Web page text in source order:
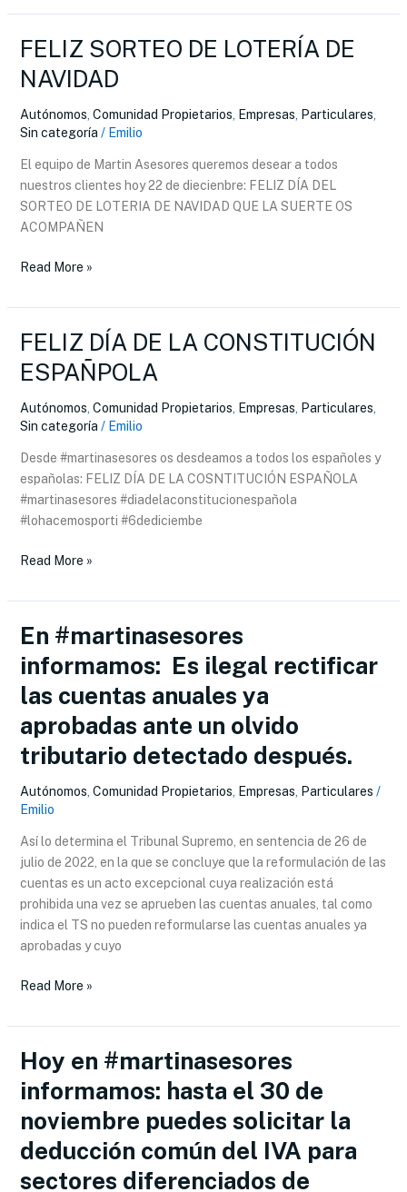
FELIZ SORTEO DE LOTERÍA DE
NAVIDAD
Autónomos, Comunidad Propietarios, Empresas, Particulares,
Sin categoría / Emilio
El equipo de Martin Asesores queremos desear a todos
nuestros clientes hoy 22 de diecienbre: FELIZ DÍA DEL
SORTEO DE LOTERIA DE NAVIDAD QUE LA SUERTE OS
ACOMPAÑEN
FELIZ
DE
DE
Read More »
FELIZ DÍA DE LA CONSTITUCIÓN
ESPAÑPOLA
Autónomos, Comunidad Propietarios, Empresas, Particulares,
Sin categoría / Emilio
Desde #martinasesores os desdeamos a todos los españoles y
españolas: FELIZ DÍA DE LA COSNTITUCIÓN ESPAÑOLA
#martinasesores #diadelaconstitucionespañola
#lohacemosporti #6dediciembe
FELIZ
DE
CONSTITUCIÓN
Read More »
En #martinasesores
informamos: Es ilegal rectificar
las cuentas anuales ya
aprobadas ante un olvido
tributario detectado después.
Autónomos, Comunidad Propietarios, Empresas, Particulares /
Emilio
Así lo determina el Tribunal Supremo, en sentencia de 26 de
julio de 2022, en la que se concluye que la reformulación de las
cuentas es un acto excepcional cuya realización está
prohibida una vez se aprueben las cuentas anuales, tal como
indica el TS no pueden reformularse las cuentas anuales ya
aprobadas y cuyo
En
informamos:
Es
rectificar
las
anuales
ya
aprobadas
ante
un
olvido
tributario
detectado
Read More »
Hoy en #martinasesores
informamos: hasta el 30 de
noviembre puedes solicitar la
deducción común del IVA para
sectores diferenciados de
Hoy
#martinasesores
informamos:
hasta
el
30